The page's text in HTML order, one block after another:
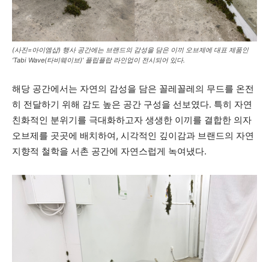
(사진=아이엠샵) 행사 공간에는 브랜드의 감성을 담은 이끼 오브제에 대표 제품인
‘Tabi Wave(타비웨이브)’ 플립플랍 라인업이 전시되어 있다.
해당 공간에서는 자연의 감성을 담은 꼴레꼴레의 무드를 온전
히 전달하기 위해 감도 높은 공간 구성을 선보였다. 특히 자연
친화적인 분위기를 극대화하고자 생생한 이끼를 결합한 의자
오브제를 곳곳에 배치하여, 시각적인 깊이감과 브랜드의 자연
지향적 철학을 서촌 공간에 자연스럽게 녹여냈다.